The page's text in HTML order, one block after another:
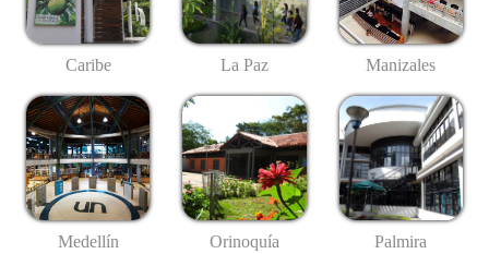
Caribe La Paz Manizales
Medellín Orinoquía Palmira